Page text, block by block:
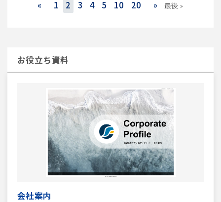
« 1 2 3 4 5 10 20 » 最後 »
お役立ち資料
会社案内